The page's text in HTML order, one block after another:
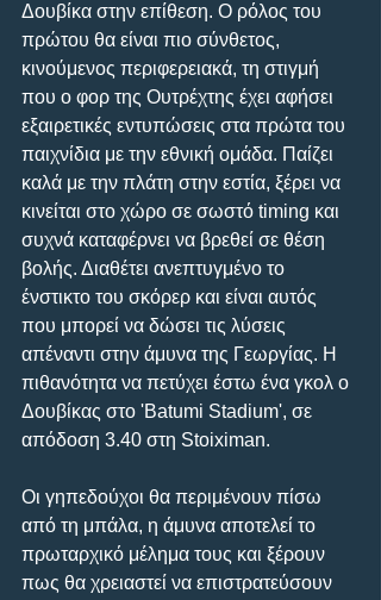
Δουβίκα στην επίθεση. Ο ρόλος του
πρώτου θα είναι πιο σύνθετος,
κινούμενος περιφερειακά, τη στιγμή
που ο φορ της Ουτρέχτης έχει αφήσει
εξαιρετικές εντυπώσεις στα πρώτα του
παιχνίδια με την εθνική ομάδα. Παίζει
καλά με την πλάτη στην εστία, ξέρει να
κινείται στο χώρο σε σωστό timing και
συχνά καταφέρνει να βρεθεί σε θέση
βολής. Διαθέτει ανεπτυγμένο το
ένστικτο του σκόρερ και είναι αυτός
που μπορεί να δώσει τις λύσεις
απέναντι στην άμυνα της Γεωργίας. Η
πιθανότητα να πετύχει έστω ένα γκολ ο
Δουβίκας στο 'Batumi Stadium', σε
απόδοση 3.40 στη Stoiximan.
Οι γηπεδούχοι θα περιμένουν πίσω
από τη μπάλα, η άμυνα αποτελεί το
πρωταρχικό μέλημα τους και ξέρουν
πως θα χρειαστεί να επιστρατεύσουν